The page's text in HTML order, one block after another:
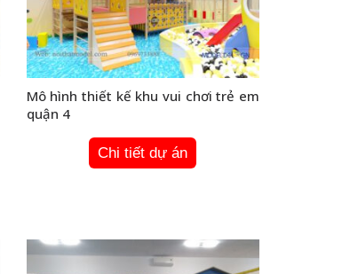
Mô hình thiết kế khu vui chơi trẻ em
quận 4
Chi tiết dự án